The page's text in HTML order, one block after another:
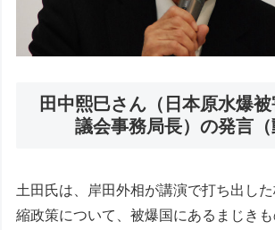
田中熙巳さん（日本原水爆
議会事務局長）の発言（
土田氏は、岸田外相が講演で打ち出し
縮政策について、被爆国にあるまじき